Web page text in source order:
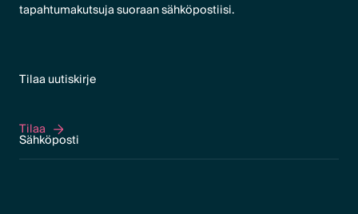
tapahtumakutsuja suoraan sähköpostiisi.
Tilaa uutiskirje
Tilaa
Tilaa